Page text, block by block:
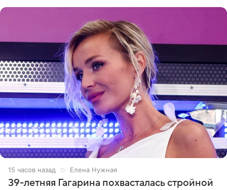
15 часов назад Елена Нужная
39-летняя Гагарина похвасталась стройной